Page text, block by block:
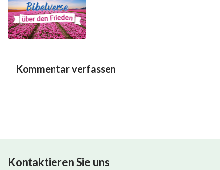
Kommentar verfassen
Kontaktieren Sie uns